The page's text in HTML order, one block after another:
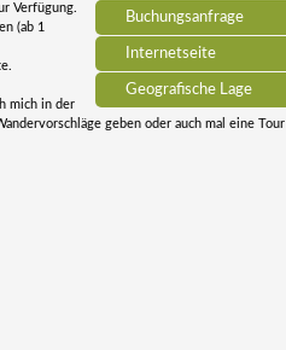
Buchungsanfrage
Internetseite
Geografische Lage
Verfügung.
(ab 1
mich in der
geben oder auch mal eine